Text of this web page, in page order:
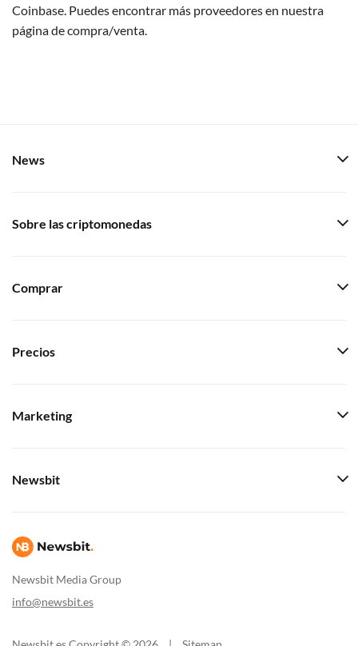
Coinbase. Puedes encontrar más proveedores en nuestra
página de compra/venta.
Newsbit Media Group
info@newsbit.es
News
Sobre las criptomonedas
Comprar
Precios
Marketing
Newsbit